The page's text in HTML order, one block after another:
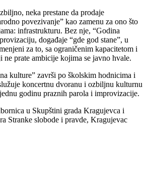
neka prestane da prodaje
povezivanje” kao zamenu za ono što
infrastrukturu. Bez nje, “Godina
događaje “gde god stane”, u
za to, sa ograničenim kapacitetom i
prate ambicije kojima se javno hvale.
kulture” završi po školskim hodnicima i
koncertnu dvoranu i ozbiljnu kulturnu
godinu praznih parola i improvizacije.
u Skupštini grada Kragujevca i
Stranke slobode i pravde, Kragujevac